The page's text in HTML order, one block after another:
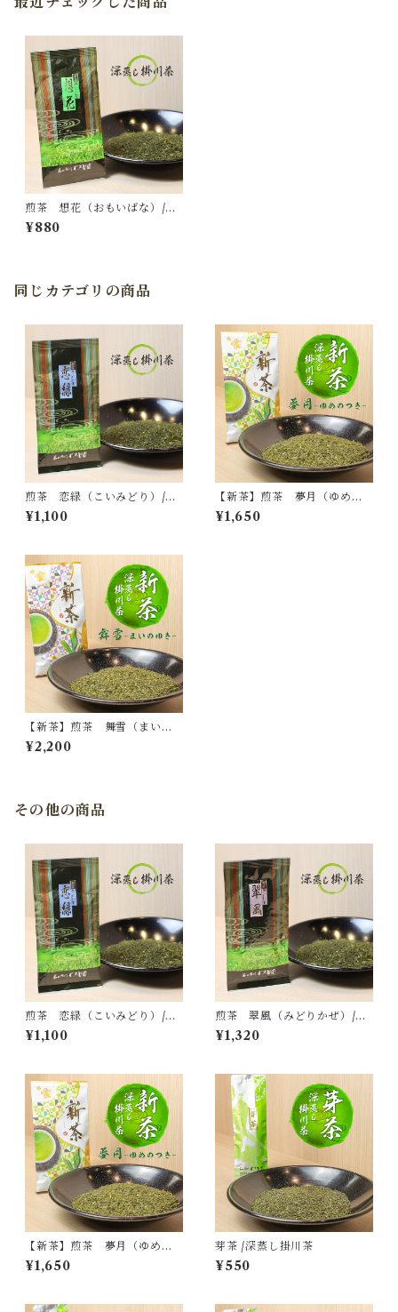
煎茶 想花（おもいばな）/深
蒸し掛川茶
¥880
同じカテゴリの商品
煎茶 恋緑（こいみどり）/深
蒸し掛川茶
¥1,100
【新茶】煎茶 夢月（ゆめの
つき）/深蒸し掛川茶
¥1,650
【新茶】煎茶 舞雪（まいの
ゆき）/深蒸し掛川茶
¥2,200
その他の商品
煎茶 恋緑（こいみどり）/深
蒸し掛川茶
¥1,100
煎茶 翠風（みどりかぜ）/深
蒸し掛川茶
¥1,320
【新茶】煎茶 夢月（ゆめの
つき）/深蒸し掛川茶
¥1,650
芽茶 /深蒸し掛川茶
¥550